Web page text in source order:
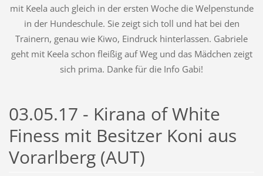
mit Keela auch gleich in der ersten Woche die Welpenstunde
in der Hundeschule. Sie zeigt sich toll und hat bei den
Trainern, genau wie Kiwo, Eindruck hinterlassen. Gabriele
geht mit Keela schon fleißig auf Weg und das Mädchen zeigt
sich prima. Danke für die Info Gabi!
03.05.17 - Kirana of White
Finess mit Besitzer Koni aus
Vorarlberg (AUT)